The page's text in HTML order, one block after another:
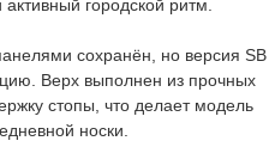
городской ритм.
сохранён, но версия SB
Верх выполнен из прочных
стопы, что делает модель
носки.